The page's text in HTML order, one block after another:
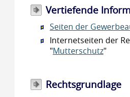
Vertiefende
Seiten der
Internetseiten der
"Mutterschutz"
Rechtsgrundlage